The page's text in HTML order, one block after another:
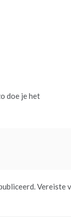
doe je het
Vereiste